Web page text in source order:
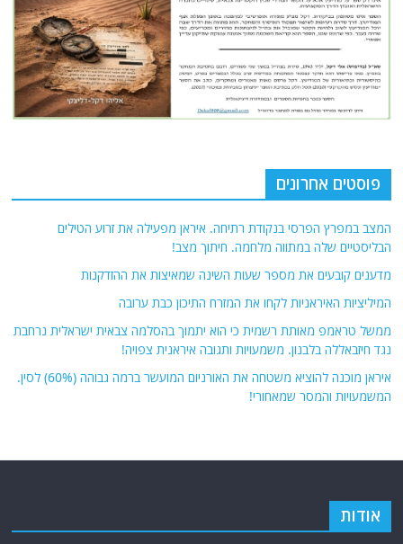
פוסטים אחרונים
המצב במפרץ הפרסי בנקודת רתיחה. איראן מפעילה את זרוע הטילים
הבליסטיים שלה במתווה מלחמה. חיתוך מצב!
מדענים קובעים את מספר שעות השינה שמאיצות את ההזדקנות
המיליציות האיראניות לקחו את המזרח התיכון כבת ערובה
ממשל טראמפ מאותת רשמית כי הוא יתמוך בהסלמה צבאית ישראלית נרחבת
נגד חיזבאללה בלבנון. משמעויות ותגובה איראנית צפויה!
איראן מוכנה להוציא משטחה את האורניום המועשר ברמה גבוהה (60%) לסין.
המשמעויות והמסר שמאחורי!
אודות